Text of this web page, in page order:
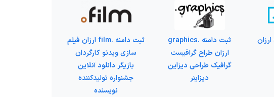
ثبت دامنه .studio ارزان
ثبت دامنه .graphics
ارزان طراح گرافیست
گرافیک طراحی دیزاین
دیزاینر
ثبت دامنه .film ارزان فیلم
سازی ویدئو کارگردان
بازیگر دانلود آنلاین
جشنواره تولیدکننده
نویسنده